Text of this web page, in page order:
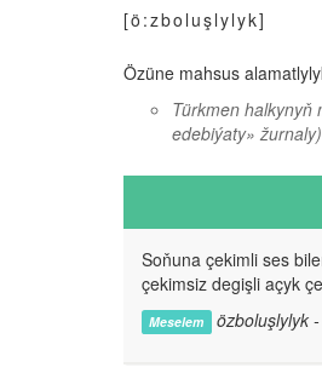
[ö:zboluşlylyk]
Özüne mahsus
Türkmen halkynyň
edebiýaty» žurnaly)
Soňuna çekimli ses
çekimsiz degişli açyk
Meselem özboluşlylyk -